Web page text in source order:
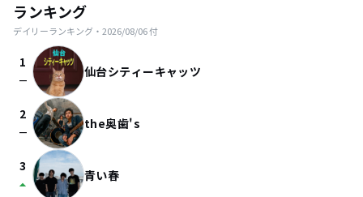
ランキング
デイリーランキング・ 2026/08/06付
1
check_indeterminate_small 仙台シティーキャッツ
2
check_indeterminate_small the奥歯's
3
arrow_drop_up 青い春